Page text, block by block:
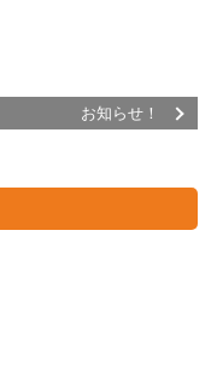
お知らせ！